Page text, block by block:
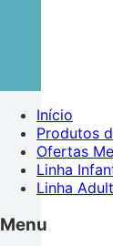
Início
Produtos
Ofertas
Linha
Linha
Menu